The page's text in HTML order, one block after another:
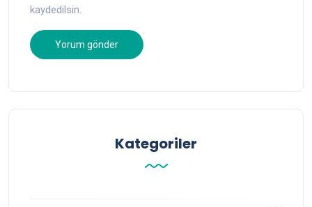
kaydedilsin.
Kategoriler